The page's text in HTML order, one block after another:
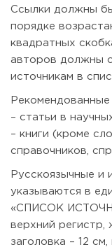
Ссылки должны
порядке
квадратных
авторов должны
источникам в
– статьи в
– книги (кроме
справочников,
Русскоязычные и
указываются в
«СПИСОК
верхний
заголовка – 12